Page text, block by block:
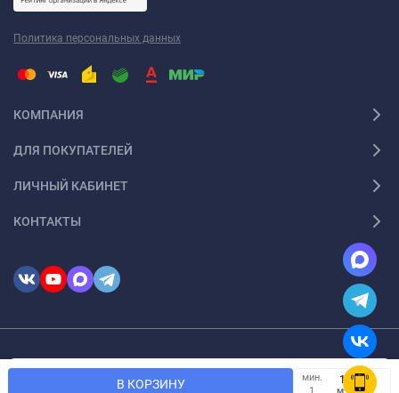
В КОРЗИНУ
мин.
м²
Политика персональных данных
КОМПАНИЯ
ДЛЯ ПОКУПАТЕЛЕЙ
ЛИЧНЫЙ КАБИНЕТ
КОНТАКТЫ
Мы используем файлы cookie, чтобы сайт был лучше для
OK